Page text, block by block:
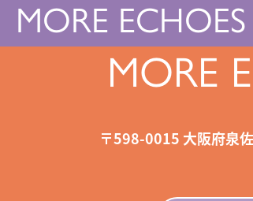
MORE ECHOES
MORE
〒598-0015 大阪府泉